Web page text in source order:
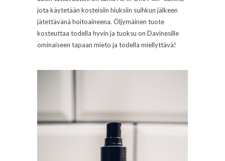
jota käytetään kosteisiin hiuksiin suihkun jälkeen
jätettävänä hoitoaineena. Öljymäinen tuote
kosteuttaa todella hyvin ja tuoksu on Davinesille
ominaiseen tapaan mieto ja todella miellyttävä!